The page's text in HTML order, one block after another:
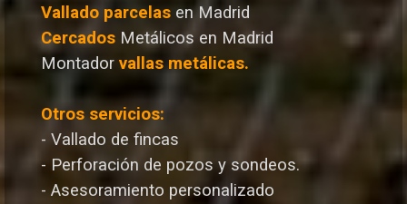
Vallado parcelas en Madrid
Cercados Metálicos en Madrid
Montador vallas metálicas.
Otros servicios:
- Vallado de fincas
- Perforación de pozos y sondeos.
- Asesoramiento personalizado